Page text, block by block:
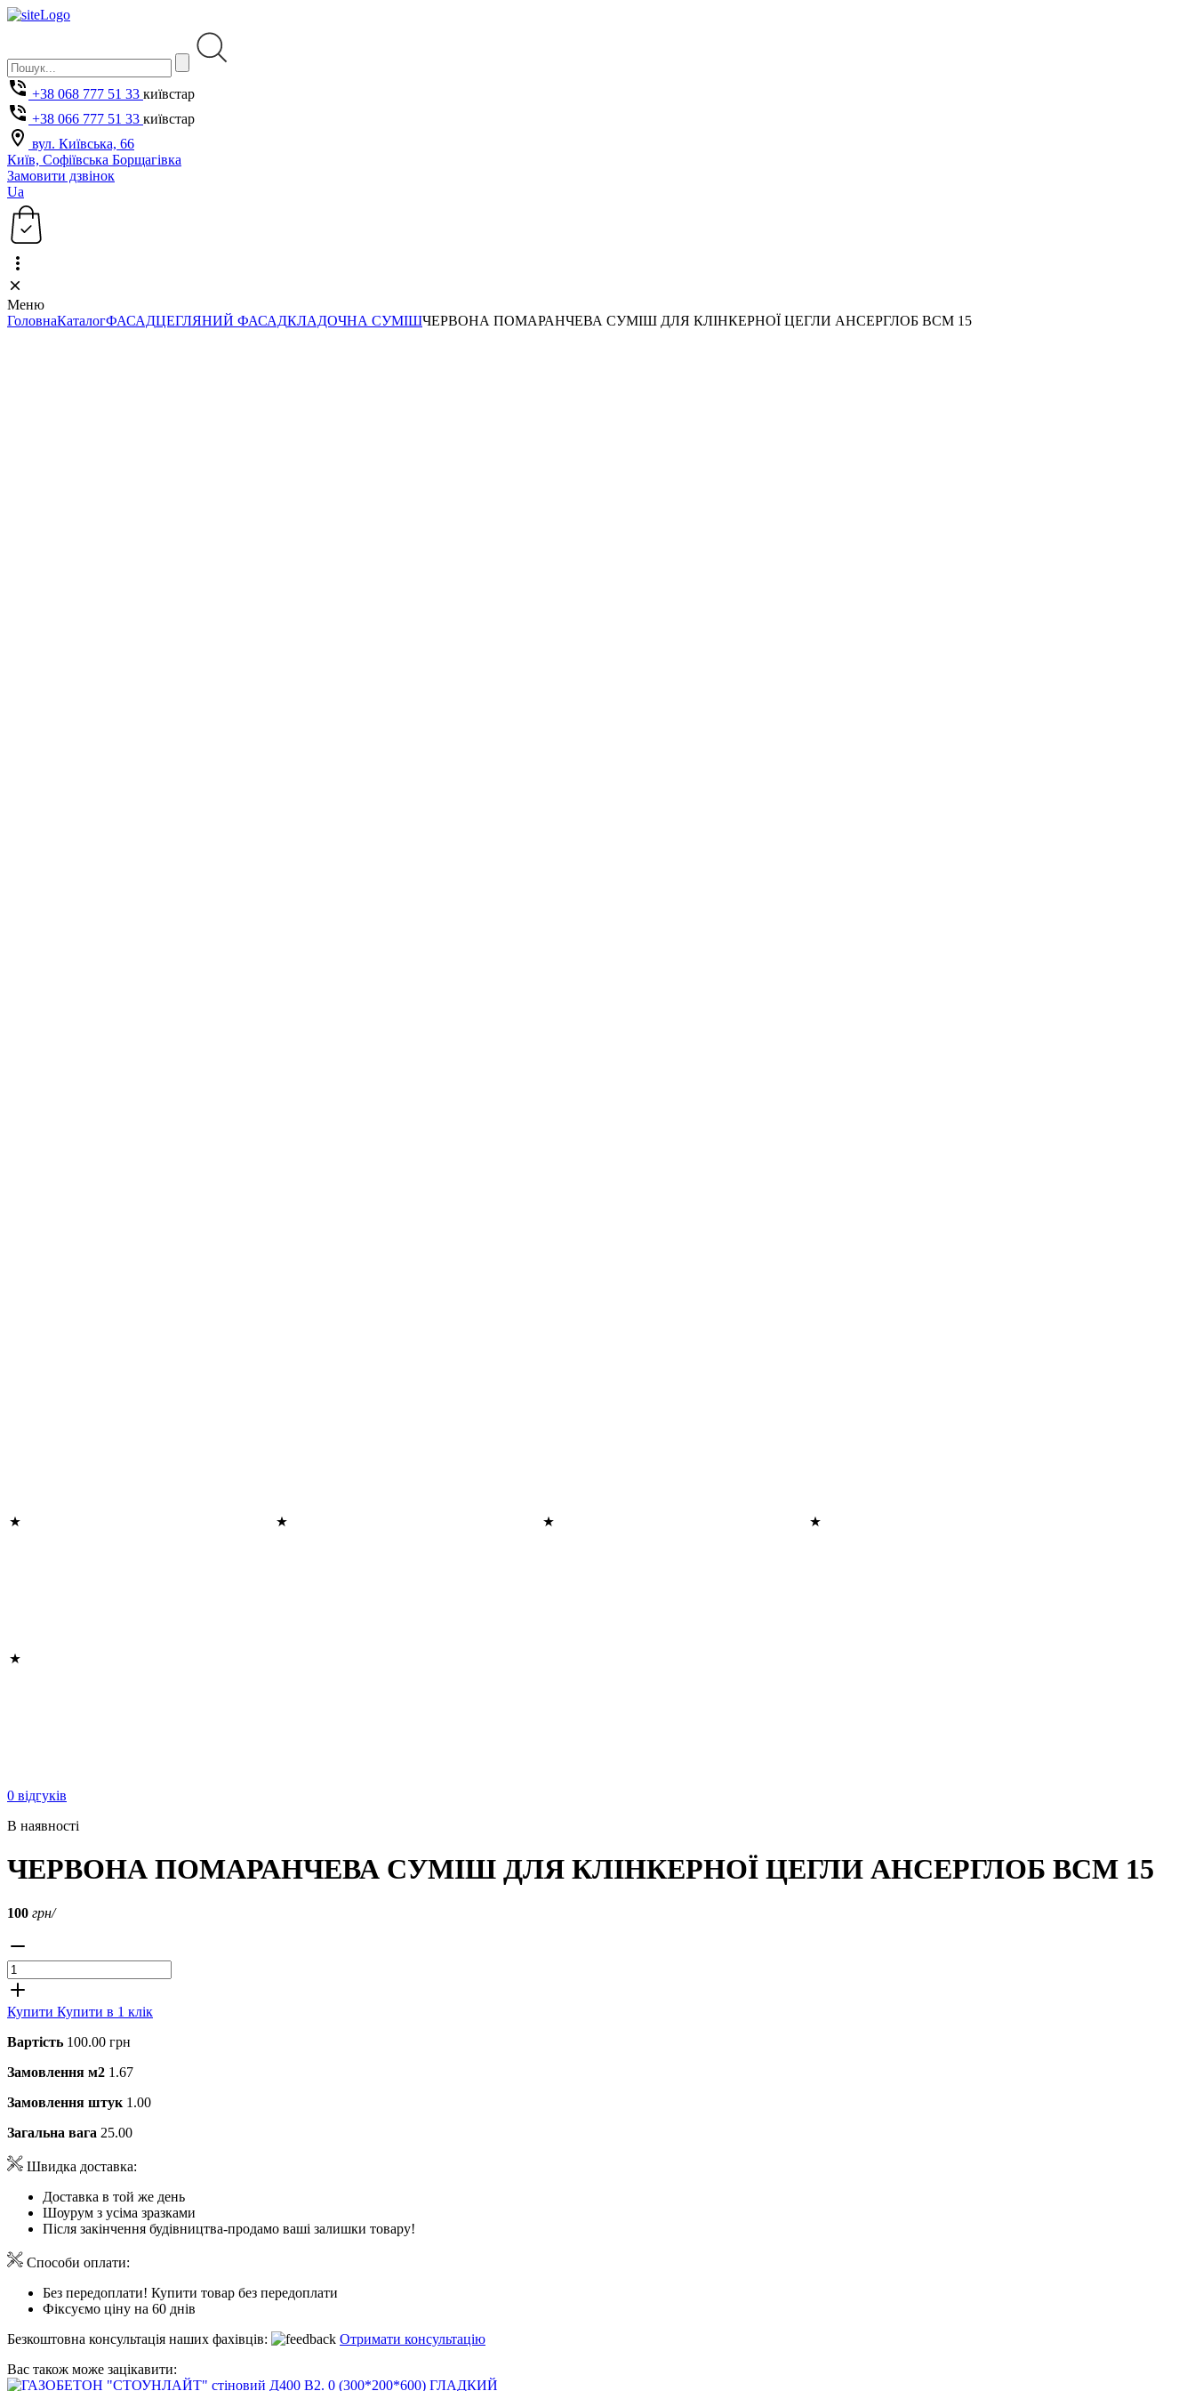
+38 068 777 51 33 київстар
+38 066 777 51 33 київстар
вул. Київська, 66
Київ, Софіївська Борщагівка
Замовити дзвінок
Ua
Меню
ГоловнаКаталогФАСАДЦЕГЛЯНИЙ ФАСАДКЛАДОЧНА СУМІШЧЕРВОНА ПОМАРАНЧЕВА СУМІШ ДЛЯ КЛІНКЕРНОЇ ЦЕГЛИ АНСЕРГЛОБ ВСМ 15
0 відгуків
В наявності
ЧЕРВОНА ПОМАРАНЧЕВА СУМІШ ДЛЯ КЛІНКЕРНОЇ ЦЕГЛИ АНСЕРГЛОБ ВСМ 15
100 грн/
Купити Купити в 1 клік
Вартість 100.00 грн
Замовлення м2 1.67
Замовлення штук 1.00
Загальна вага 25.00
Швидка доставка:
Доставка в той же день
Шоурум з усіма зразками
Після закінчення будівництва-продамо ваші залишки товару!
Способи оплати:
Без передоплати! Купити товар без передоплати
Фіксуємо ціну на 60 днів
Безкоштовна консультація наших фахівців:
Отримати консультацію
Вас також може зацікавити: